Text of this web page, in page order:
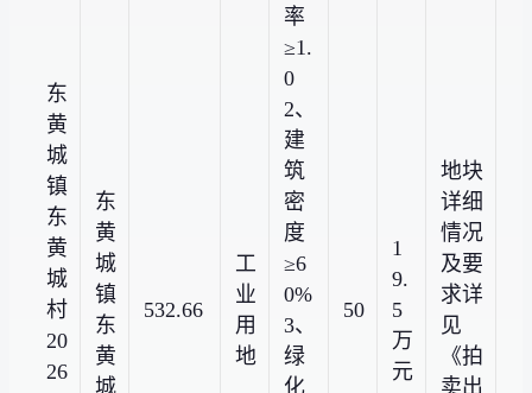
东
黄
城
镇
东
黄
城
村
20
26
东
黄
城
镇
东
黄
城
532.66
工
业
用
地
率
≥1.
0
2、
建
筑
密
度
≥6
0%
3、
绿
化
50
1
9.
5
万
元
地块
详细
情况
及要
求详
见
《拍
卖出